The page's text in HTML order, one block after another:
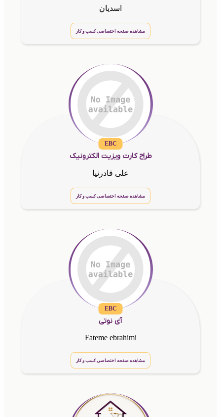
اسدیان
مشاهده صفحه اختصاصی کسب و کار
EBC
طراح کارت ویزیت الکترونیک
علی قادرنیا
مشاهده صفحه اختصاصی کسب و کار
EBC
آی نوتی
Fateme ebrahimi
مشاهده صفحه اختصاصی کسب و کار